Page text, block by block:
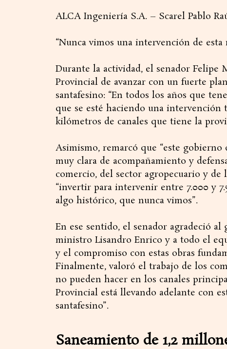
ALCA Ingeniería S.A. – Scarel Pablo
“Nunca vimos una intervención de esta
Durante la actividad, el senador
Provincial de avanzar con un fuerte
santafesino: “En todos los años que
que se esté haciendo una intervención
kilómetros de canales que tiene la
Asimismo, remarcó que “este
muy clara de acompañamiento y
comercio, del sector agropecuario y de
“invertir para intervenir entre 7.000 y
algo histórico, que nunca vimos”.
En ese sentido, el senador agradeció
ministro Lisandro Enrico y a todo el
y el compromiso con estas obras
Finalmente, valoró el trabajo de los
no pueden hacer en los canales
Provincial está llevando adelante con
santafesino”.
Saneamiento de 1,2